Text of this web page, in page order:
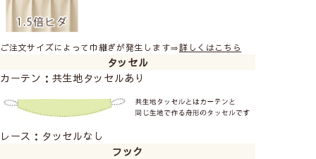
ご注文サイズによって巾継ぎが発生します⇒詳しくはこちら
タッセル
カーテン：共生地タッセルあり
レース：タッセルなし
フック